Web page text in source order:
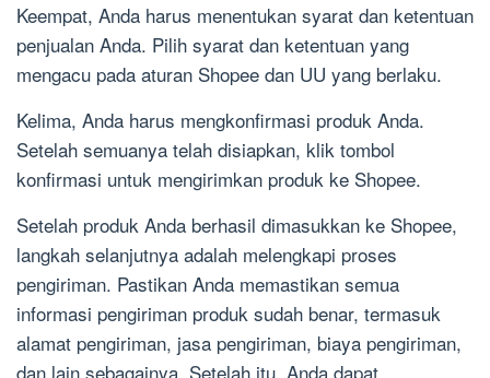
Keempat, Anda harus menentukan syarat dan ketentuan
penjualan Anda. Pilih syarat dan ketentuan yang
mengacu pada aturan Shopee dan UU yang berlaku.
Kelima, Anda harus mengkonfirmasi produk Anda.
Setelah semuanya telah disiapkan, klik tombol
konfirmasi untuk mengirimkan produk ke Shopee.
Setelah produk Anda berhasil dimasukkan ke Shopee,
langkah selanjutnya adalah melengkapi proses
pengiriman. Pastikan Anda memastikan semua
informasi pengiriman produk sudah benar, termasuk
alamat pengiriman, jasa pengiriman, biaya pengiriman,
dan lain sebagainya. Setelah itu, Anda dapat